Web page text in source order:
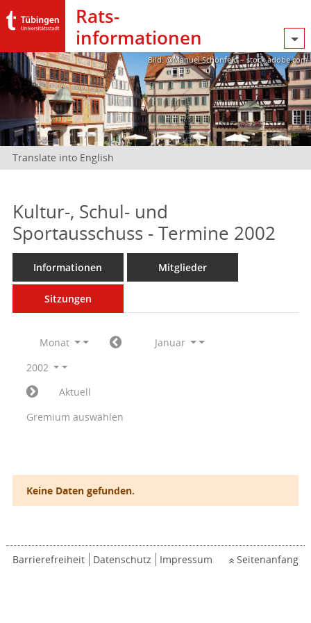
Rats­
informationen
Bild: @Manuel Schönfeld – stock.adobe.com
Translate into English
Kultur-, Schul- und
Sportausschuss - Termine 2002
Informationen Mitglieder
Sitzungen
Monat
Januar
2002
Aktuell
Gremium auswählen
Keine Daten gefunden.
Barrierefreiheit Datenschutz Impressum Seitenanfang